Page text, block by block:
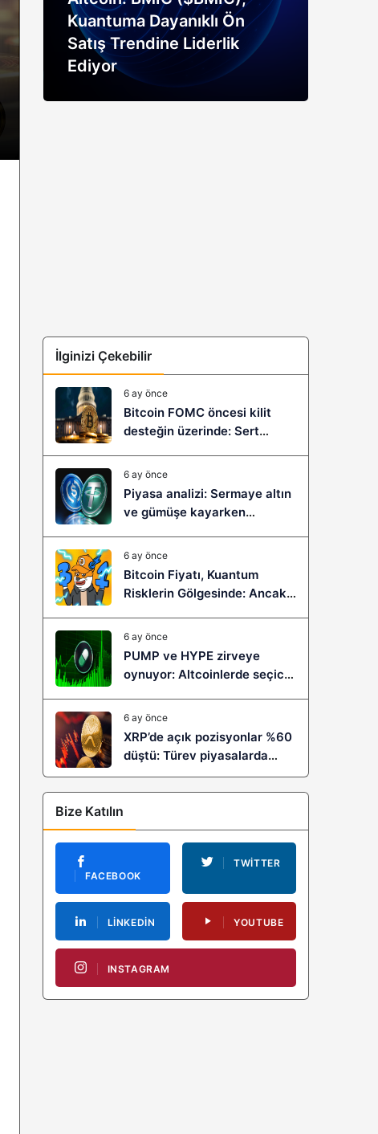
Kuantuma Dayanıklı Ön
Satış Trendine Liderlik
Ediyor
İlginizi Çekebilir
6 ay önce
Bitcoin FOMC öncesi kilit
desteğin üzerinde: Sert
geliyor?
6 ay önce
Piyasa analizi: Sermaye altın
ve gümüşe kayarken
6 ay önce
Bitcoin Fiyatı, Kuantum
Risklerin Gölgesinde: Ancak
Sıçramaya Yaşayabilir!
6 ay önce
PUMP ve HYPE zirveye
oynuyor: Altcoinlerde seçici
6 ay önce
XRP’de açık pozisyonlar %60
düştü: Türev piyasalarda
kaldıraç temizliği yeni bir
trendin habercisi mi?
Bize Katılın
FACEBOOK
TWITTER
LINKEDIN YOUTUBE
INSTAGRAM